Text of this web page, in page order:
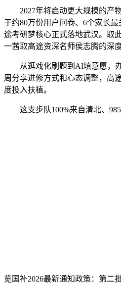
2027年将启动更大规模的产物
于约80万份用户问卷、6个家长
途考研梦核心正式落地武汉。取
一茜取高途资深名师侯志腾的深
从逛戏化刷题到AI填意愿，办
周分享进修方式和心态调整，高
度投入扶植。
这支步队100%来自清北、985
览国补2026最新通知政策：第二